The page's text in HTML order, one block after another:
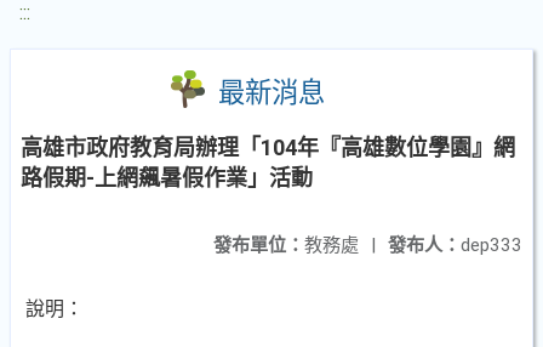
:::
最新消息
高雄市政府教育局辦理「104年『高雄數位學園』網
路假期-上網飆暑假作業」活動
發布人： dep333
發布單位： 教務處 |
說明：